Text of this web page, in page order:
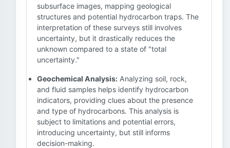
subsurface images, mapping geological
structures and potential hydrocarbon traps. The
interpretation of these surveys still involves
uncertainty, but it drastically reduces the
unknown compared to a state of "total
uncertainty."
Geochemical Analysis: Analyzing soil, rock,
and fluid samples helps identify hydrocarbon
indicators, providing clues about the presence
and type of hydrocarbons. This analysis is
subject to limitations and potential errors,
introducing uncertainty, but still informs
decision-making.